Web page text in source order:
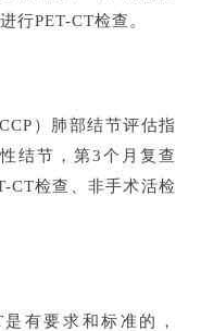
行PET-CT检查。
）肺部结节评估指
结节，第3个月复查
CT检查、非手术活检
有要求和标准的，